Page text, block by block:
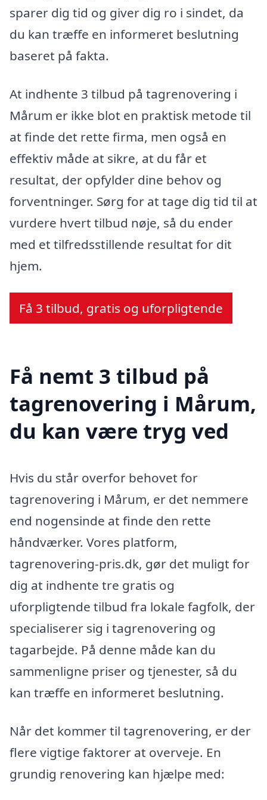
sparer dig tid og giver dig ro i sindet, da
du kan træffe en informeret beslutning
baseret på fakta.
At indhente 3 tilbud på tagrenovering i
Mårum er ikke blot en praktisk metode til
at finde det rette firma, men også en
effektiv måde at sikre, at du får et
resultat, der opfylder dine behov og
forventninger. Sørg for at tage dig tid til at
vurdere hvert tilbud nøje, så du ender
med et tilfredsstillende resultat for dit
hjem.
Få 3 tilbud, gratis og uforpligtende
Få nemt 3 tilbud på
tagrenovering i Mårum,
du kan være tryg ved
Hvis du står overfor behovet for
tagrenovering i Mårum, er det nemmere
end nogensinde at finde den rette
håndværker. Vores platform,
tagrenovering-pris.dk, gør det muligt for
dig at indhente tre gratis og
uforpligtende tilbud fra lokale fagfolk, der
specialiserer sig i tagrenovering og
tagarbejde. På denne måde kan du
sammenligne priser og tjenester, så du
kan træffe en informeret beslutning.
Når det kommer til tagrenovering, er der
flere vigtige faktorer at overveje. En
grundig renovering kan hjælpe med: